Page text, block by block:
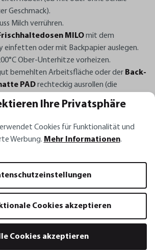
Geschmack).
Milch verrühren.
MILOmit dem
einfetten oder mit Backpapier auslegen.
Ober-Unterhitze vorheizen.
bemehlten Arbeitsfläche oder der Back-
PADrechteckig ausrollen (die
auf der Teigplatte gleichmäßig
mit den Äpfeln bestreuen.
mit den Mandelblättchen bestreuen.
– damit sie nicht zu dunkel werden).
servieren, mit Puderzucker bestäuben
Ihre Privatsphäre
Cookies für Funktionalität und
Werbung. Mehr Informationen.
Cookies akzeptieren
Cookies akzeptieren